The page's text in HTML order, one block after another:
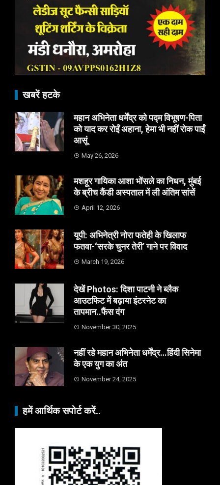
खबरें हटके
महान अभिनेता धर्मेंद्र को पद्म विभूषण-पिता
को याद कर रोईं अहाना, हेमा भी नहीं रोक पाईं
आसूं
May 26, 2026
मशहूर गायिका आशा भोंसले का निधन, मुंबई
के ब्रीच कैंडी अस्पताल में ली अंतिम सांसें
April 12, 2026
यूपी: अभिनेत्री नोरा फतेही के खिलाफ
फतवा-‘सरके चुनर तेरी’ गाने पर विवाद
March 19, 2026
देखें Photos: दिशा पाटनी ने ब्लैक
आउटफिट में बढ़ाया इंटरनेट का
तापमान..फैंस दंग
November 30, 2025
नहीं रहे महान अभिनेता धर्मेंद्र…हिंदी सिनेमा
के एक युग का अंत
November 24, 2025
हमें आर्थिक सपोर्ट करें..